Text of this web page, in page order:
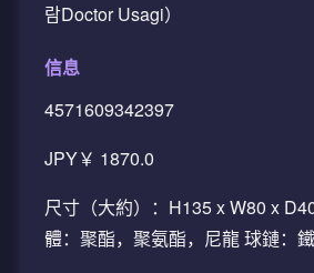
람Doctor Usagi）
信息
4571609342397
JPY￥ 1870.0
尺寸（大約）：H135 x W80 x
體：聚酯，聚氨酯，尼龍 球鏈：